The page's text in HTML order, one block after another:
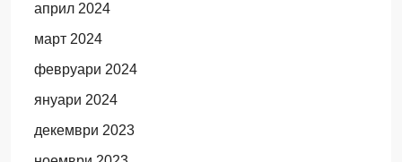
април 2024
март 2024
февруари 2024
януари 2024
декември 2023